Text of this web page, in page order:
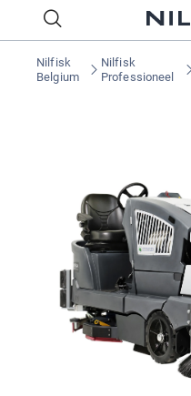
Nilfisk
Belgium
Nilfisk
Professioneel